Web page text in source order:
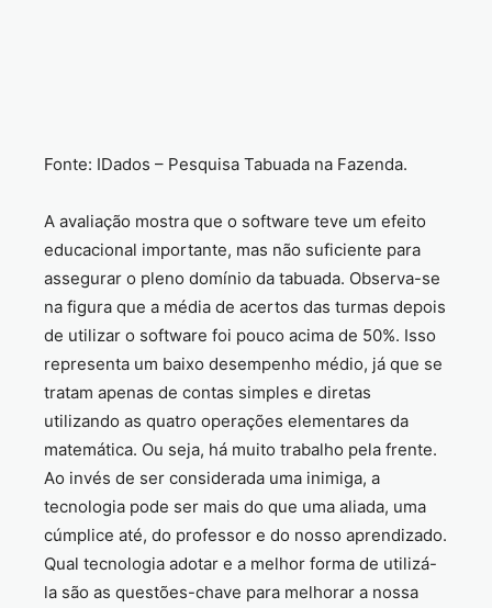
Fonte: IDados – Pesquisa Tabuada na Fazenda.
A avaliação mostra que o software teve um efeito
educacional importante, mas não suficiente para
assegurar o pleno domínio da tabuada. Observa-se
na figura que a média de acertos das turmas depois
de utilizar o software foi pouco acima de 50%. Isso
representa um baixo desempenho médio, já que se
tratam apenas de contas simples e diretas
utilizando as quatro operações elementares da
matemática. Ou seja, há muito trabalho pela frente.
Ao invés de ser considerada uma inimiga, a
tecnologia pode ser mais do que uma aliada, uma
cúmplice até, do professor e do nosso aprendizado.
Qual tecnologia adotar e a melhor forma de utilizá-
la são as questões-chave para melhorar a nossa